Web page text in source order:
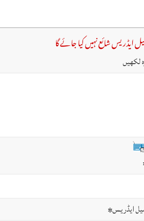
ایڈریس شائع نہیں کیا جائے گا
لکھیں
ایڈریس*